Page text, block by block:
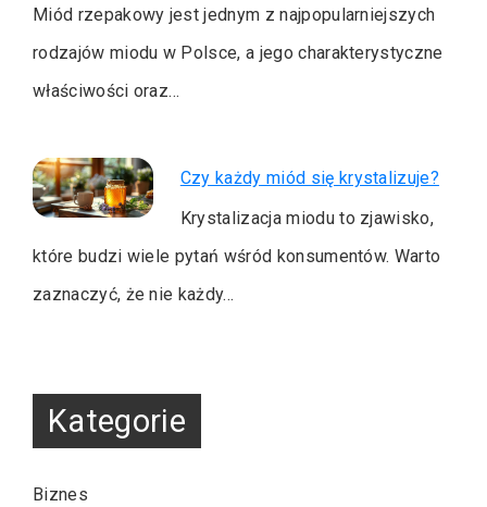
Miód rzepakowy jest jednym z najpopularniejszych
rodzajów miodu w Polsce, a jego charakterystyczne
właściwości oraz…
Czy każdy miód się krystalizuje?
Krystalizacja miodu to zjawisko,
które budzi wiele pytań wśród konsumentów. Warto
zaznaczyć, że nie każdy…
Kategorie
Biznes